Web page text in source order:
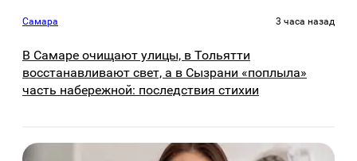
Самара 3 часа назад
В Самаре очищают улицы, в Тольятти
восстанавливают свет, а в Сызрани «поплыла»
часть набережной: последствия стихии